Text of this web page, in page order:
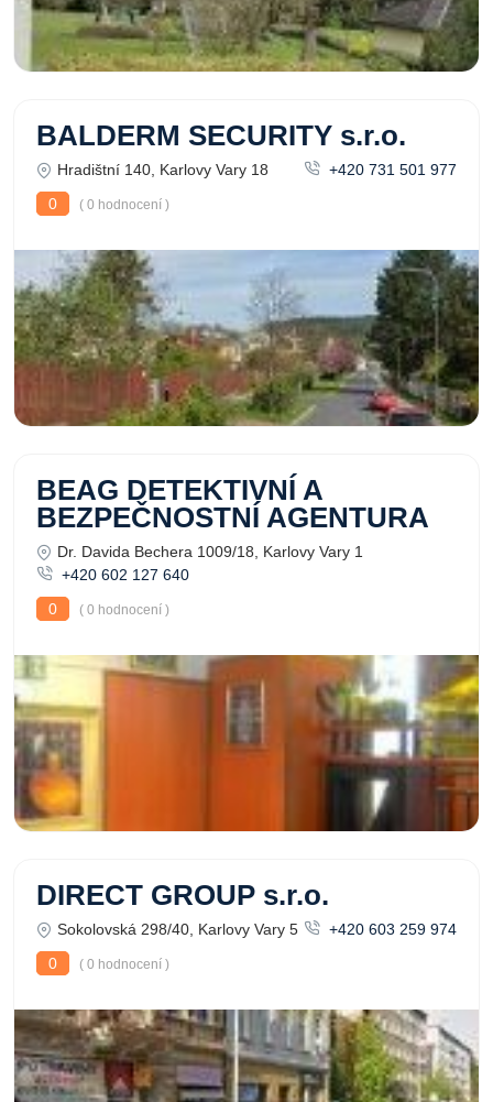
BALDERM SECURITY s.r.o.
Hradištní 140, Karlovy Vary 18
+420 731 501 977
0
( 0 hodnocení )
BEAG DETEKTIVNÍ A
BEZPEČNOSTNÍ AGENTURA
Dr. Davida Bechera 1009/18, Karlovy Vary 1
+420 602 127 640
0
( 0 hodnocení )
DIRECT GROUP s.r.o.
Sokolovská 298/40, Karlovy Vary 5
+420 603 259 974
0
( 0 hodnocení )